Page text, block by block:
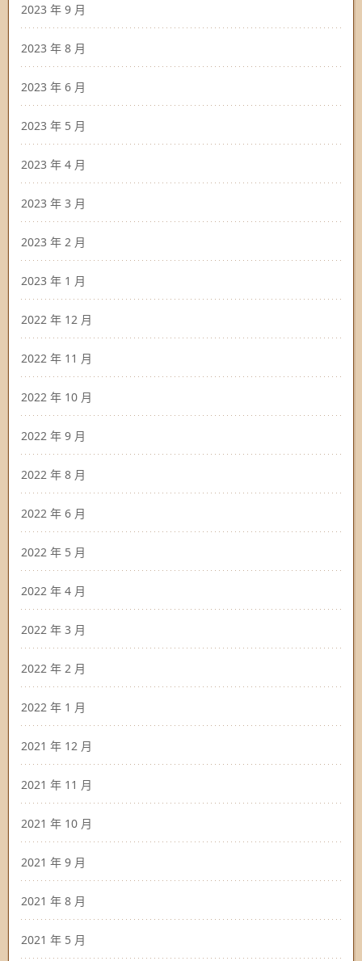
2023 年 9 月
2023 年 8 月
2023 年 6 月
2023 年 5 月
2023 年 4 月
2023 年 3 月
2023 年 2 月
2023 年 1 月
2022 年 12 月
2022 年 11 月
2022 年 10 月
2022 年 9 月
2022 年 8 月
2022 年 6 月
2022 年 5 月
2022 年 4 月
2022 年 3 月
2022 年 2 月
2022 年 1 月
2021 年 12 月
2021 年 11 月
2021 年 10 月
2021 年 9 月
2021 年 8 月
2021 年 5 月